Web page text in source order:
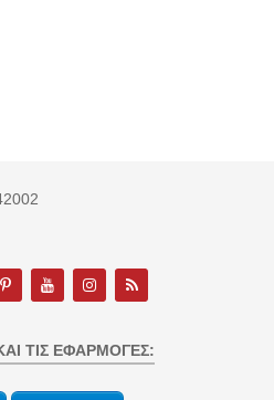
ΤΙΣ ΕΦΑΡΜΟΓΈΣ: